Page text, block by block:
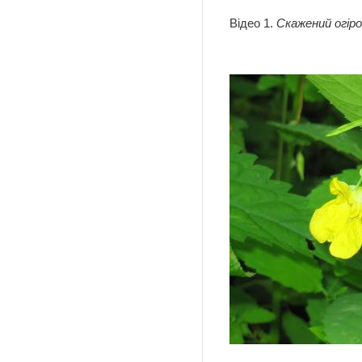
Відео 1. Скажений